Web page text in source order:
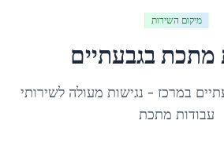
מיקום השירות
מתכת בגבעתיים
במרכז - נגישות מעולה לשירותי
עבודות מתכת